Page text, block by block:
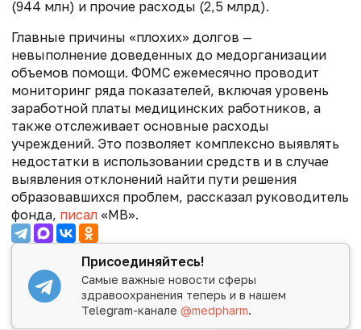
(944 млн) и прочие расходы (2,5 млрд).
Главные причины «плохих» долгов —
невыполнение доведенных до медорганизации
объемов помощи. ФОМС ежемесячно проводит
мониторинг ряда показателей, включая уровень
заработной платы медицинских работников, а
также отслеживает основные расходы
учреждений. Это позволяет комплексно выявлять
недостатки в использовании средств и в случае
выявления отклонений найти пути решения
образовавшихся проблем, рассказал руководитель
фонда, писал «МВ».
Присоединяйтесь!
Самые важные новости сферы
здравоохранения теперь и в нашем
Telegram-канале@medpharm.